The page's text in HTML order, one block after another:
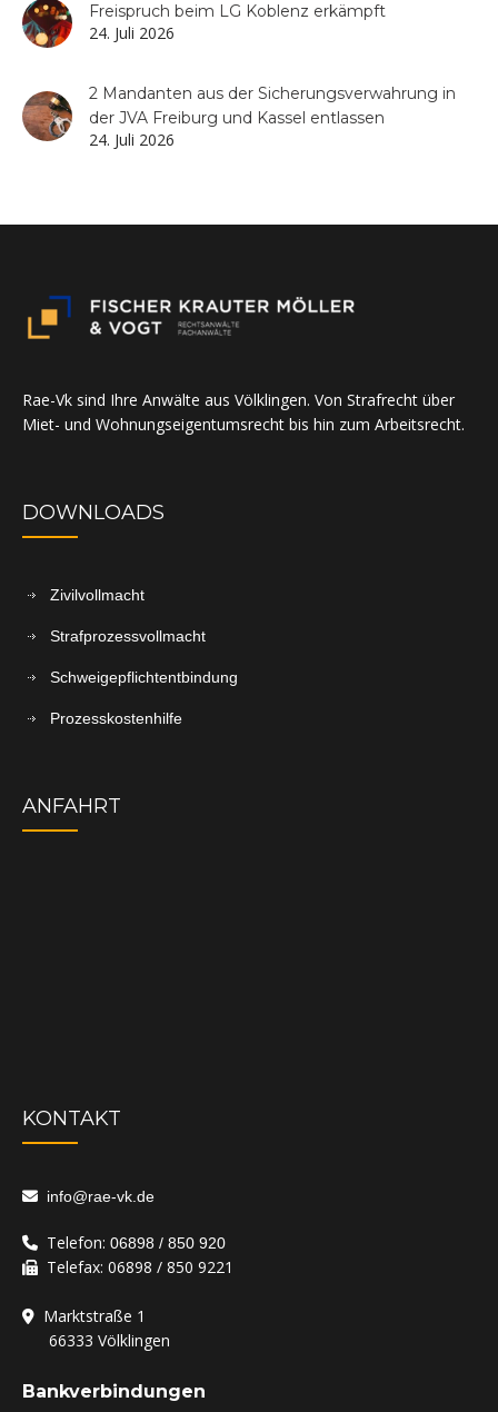
Freispruch beim LG Koblenz erkämpft
24. Juli 2026
2 Mandanten aus der Sicherungsverwahrung in
der JVA Freiburg und Kassel entlassen
24. Juli 2026
Rae-Vk sind Ihre Anwälte aus Völklingen. Von Strafrecht über
Miet- und Wohnungseigentumsrecht bis hin zum Arbeitsrecht.
DOWNLOADS
Zivilvollmacht
Strafprozessvollmacht
Schweigepflichtentbindung
Prozesskostenhilfe
ANFAHRT
KONTAKT
info@rae-vk.de
Telefon:06898 / 850 920
Telefax: 06898 / 850 9221
Marktstraße 1
‏‏‎ ‎‏‏‎ ‎‏‏‎ ‎‏‏‎ ‎‏‏‎ ‎‏‏‏‎ ‎66333Völklingen
Bankverbindungen